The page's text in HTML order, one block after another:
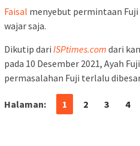
Faisal menyebut permintaan Fuji
wajar saja.
Dikutip dari ISPtimes.com dari
pada 10 Desember 2021, Ayah
permasalahan Fuji terlalu
Halaman: 1 2 3 4